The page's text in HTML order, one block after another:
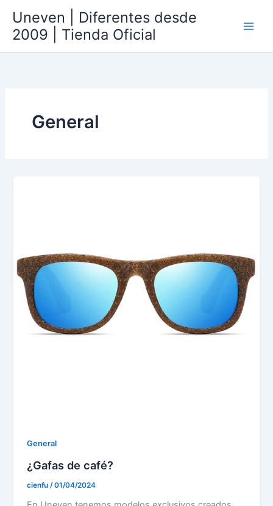
contenido
Uneven | Diferentes desde
2009 | Tienda Oficial
General
General
¿Gafas de café?
cienfu /01/04/2024